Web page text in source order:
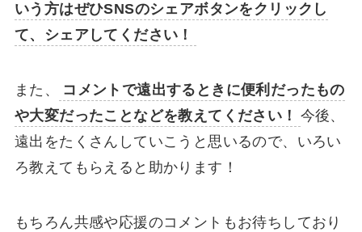
いう方はぜひSNSのシェアボタンをクリックし
て、シェアしてください！
また、
コメントで遠出するときに便利だったもの
や大変だったことなどを教えてください！ 今後、
遠出をたくさんしていこうと思いるので、いろい
ろ教えてもらえると助かります！
もちろん共感や応援のコメントもお待ちしており